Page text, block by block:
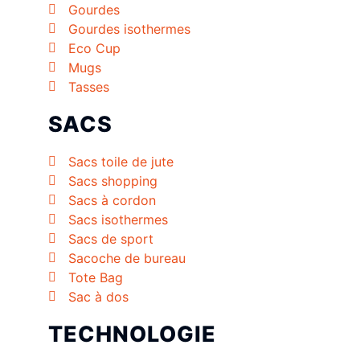
Gourdes
Gourdes isothermes
Eco Cup
Mugs
Tasses
SACS
Sacs toile de jute
Sacs shopping
Sacs à cordon
Sacs isothermes
Sacs de sport
Sacoche de bureau
Tote Bag
Sac à dos
TECHNOLOGIE